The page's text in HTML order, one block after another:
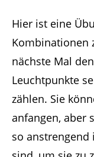
Hier ist eine
Kombinationen
nächste Mal
Leuchtpunkte
zählen. Sie
anfangen, aber
so anstrengend